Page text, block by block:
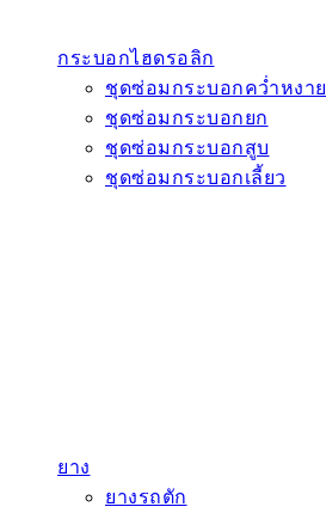
กระบอกไฮดรอลิก
ชุดซ่อมกระบอกคว่ำหงาย
ชุดซ่อมกระบอกยก
ชุดซ่อมกระบอกสูบ
ชุดซ่อมกระบอกเลี้ยว
ยาง
ยางรถตัก